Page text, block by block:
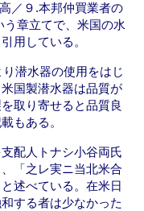
／９.本邦仲買業者の
章立てで、米国の水
用している。
潜水器の使用をはじ
国製潜水器は品質が
取り寄せると品質良
もある。
配人トナシ小谷両氏
「之レ実ニ当北米合
述べている。在米日
する者は少なかった